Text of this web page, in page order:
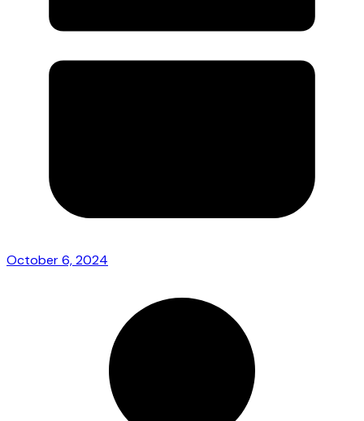
October 6, 2024